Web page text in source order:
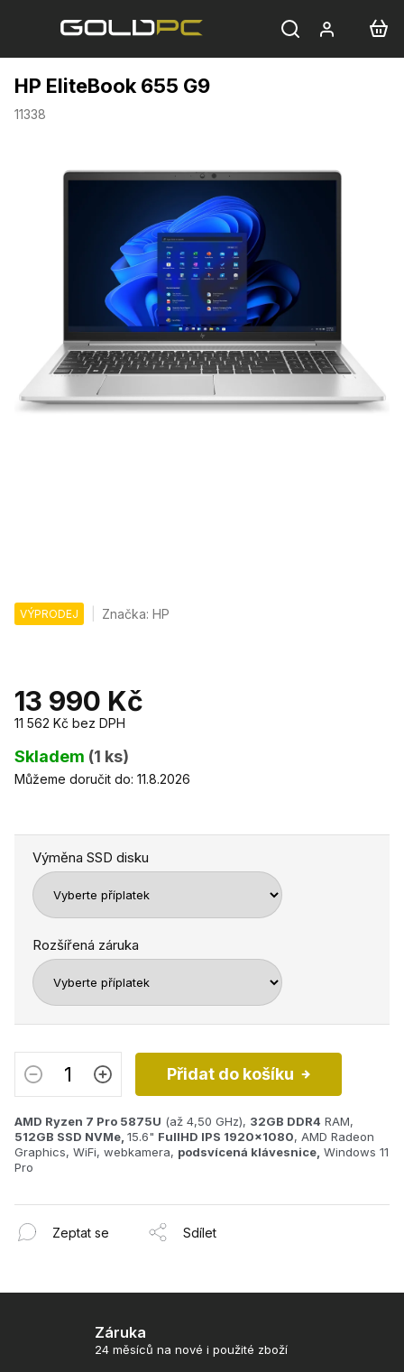
HP EliteBook 655 G9
11338
VÝPRODEJ Značka:HP
13 990 Kč
11 562 Kč bez DPH
Měrná
cena:
Skladem (1 ks)
Výměna SSD disku
Rozšířená záruka
Můžeme doručit do: 11.8.2026
Přidat do košíku
AMD Ryzen 7 Pro 5875U (až 4,50 GHz), 32GB DDR4 RAM,
512GB SSD NVMe, 15.6" FullHD IPS 1920x1080, AMD Radeon
Graphics, WiFi, webkamera, podsvícená klávesnice, Windows 11
Pro
Zeptat se Sdílet
Záruka
24 měsíců na nové i použité zboží